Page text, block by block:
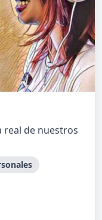
real de nuestros